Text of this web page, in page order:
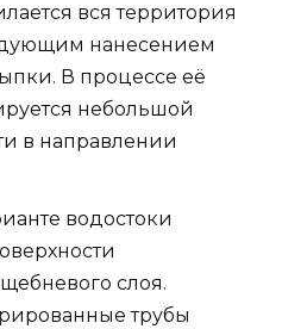
вся территория
нанесением
В процессе её
небольшой
в направлении
водостоки
слоя.
трубы